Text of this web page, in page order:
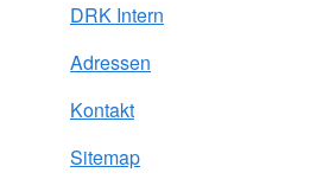
DRK Intern
Adressen
Kontakt
Sitemap